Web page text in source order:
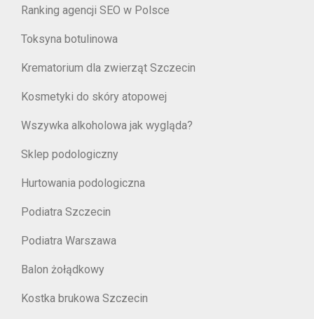
Ranking agencji SEO w Polsce
Toksyna botulinowa
Krematorium dla zwierząt Szczecin
Kosmetyki do skóry atopowej
Wszywka alkoholowa jak wygląda?
Sklep podologiczny
Hurtowania podologiczna
Podiatra Szczecin
Podiatra Warszawa
Balon żołądkowy
Kostka brukowa Szczecin